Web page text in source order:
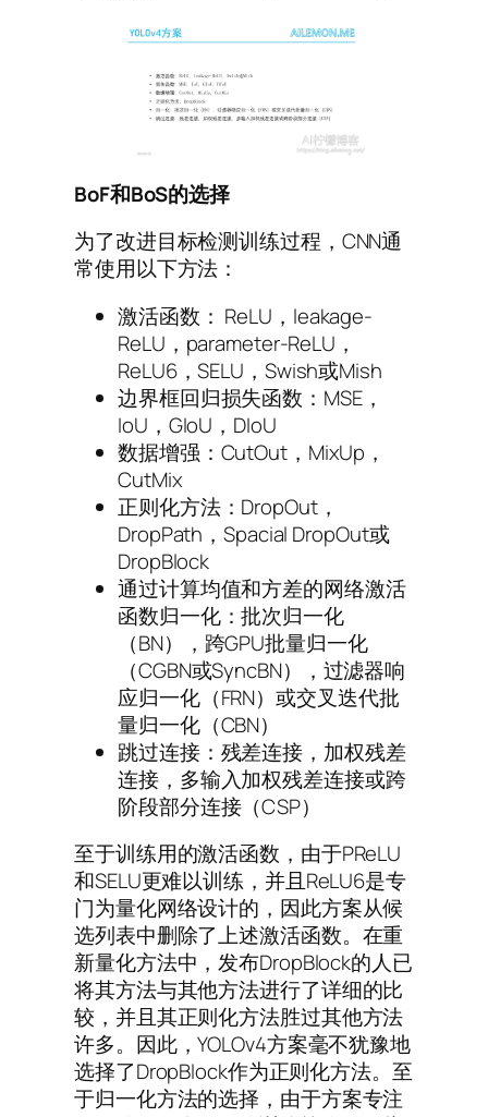
BoF和BoS的选择
为了改进目标检测训练过程，CNN通
常使用以下方法：
激活函数： ReLU，leakage-
ReLU，parameter-ReLU，
ReLU6，SELU，Swish或Mish
边界框回归损失函数：MSE，
IoU，GIoU，DIoU
数据增强：CutOut，MixUp，
CutMix
正则化方法：DropOut，
DropPath，Spacial DropOut或
DropBlock
通过计算均值和方差的网络激活
函数归一化：批次归一化
（BN），跨GPU批量归一化
（CGBN或SyncBN），过滤器响
应归一化（FRN）或交叉迭代批
量归一化（CBN）
跳过连接：残差连接，加权残差
连接，多输入加权残差连接或跨
阶段部分连接（CSP）
至于训练用的激活函数，由于PReLU
和SELU更难以训练，并且ReLU6是专
门为量化网络设计的，因此方案从候
选列表中删除了上述激活函数。在重
新量化方法中，发布DropBlock的人已
将其方法与其他方法进行了详细的比
较，并且其正则化方法胜过其他方法
许多。因此，YOLOv4方案毫不犹豫地
选择了DropBlock作为正则化方法。至
于归一化方法的选择，由于方案专注